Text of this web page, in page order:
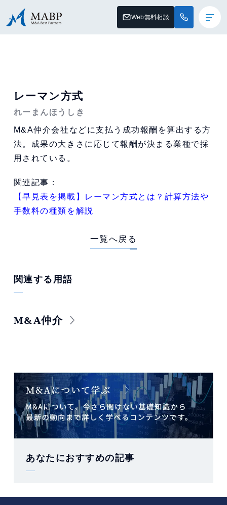
Web無料相談
レーマン方式
れーまんほうしき
M&A仲介会社などに支払う成功報酬を算出する方
法。成果の大きさに応じて報酬が決まる業種で採
用されている。
関連記事：
【早見表を掲載】レーマン方式とは？計算方法や
手数料の種類を解説
一覧へ戻る
関連する用語
M&A仲介
あなたにおすすめの記事